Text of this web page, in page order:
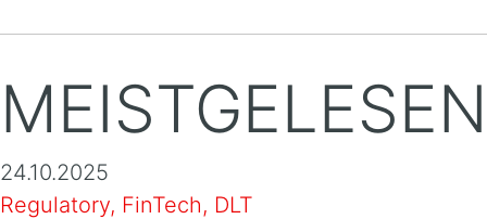
MEISTGELESEN
24.10.2025
Regulatory, FinTech, DLT